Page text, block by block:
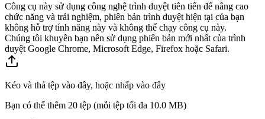
Công cụ này sử dụng công nghệ trình duyệt tiên tiến để nâng cao
chức năng và trải nghiệm, phiên bản trình duyệt hiện tại của bạn
không hỗ trợ tính năng này và không thể chạy công cụ này.
Chúng tôi khuyên bạn nên sử dụng phiên bản mới nhất của trình
duyệt Google Chrome, Microsoft Edge, Firefox hoặc Safari.
Kéo và thả tệp vào đây, hoặc nhấp vào đây
Bạn có thể thêm 20 tệp (mỗi tệp tối đa 10.0 MB)